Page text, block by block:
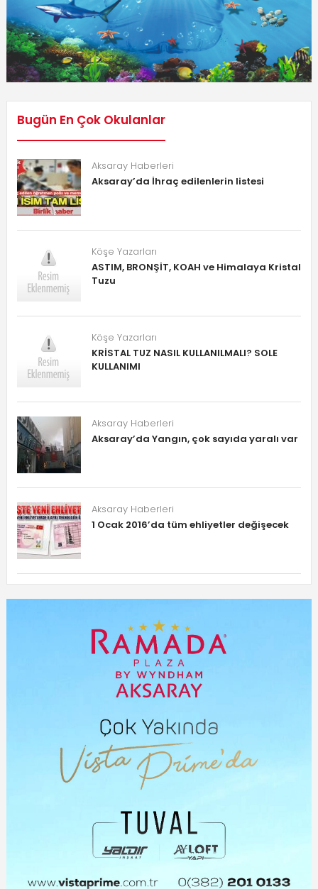
Bugün En Çok Okulanlar
Aksaray Haberleri
Aksaray’da İhraç edilenlerin listesi
Köşe Yazarları
ASTIM, BRONŞİT, KOAH ve Himalaya Kristal
Tuzu
Köşe Yazarları
KRİSTAL TUZ NASIL KULLANILMALI? SOLE
KULLANIMI
Aksaray Haberleri
Aksaray’da Yangın, çok sayıda yaralı var
Aksaray Haberleri
1 Ocak 2016’da tüm ehliyetler değişecek